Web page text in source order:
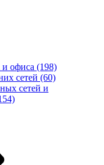
офиса (198)
сетей (60)
сетей и